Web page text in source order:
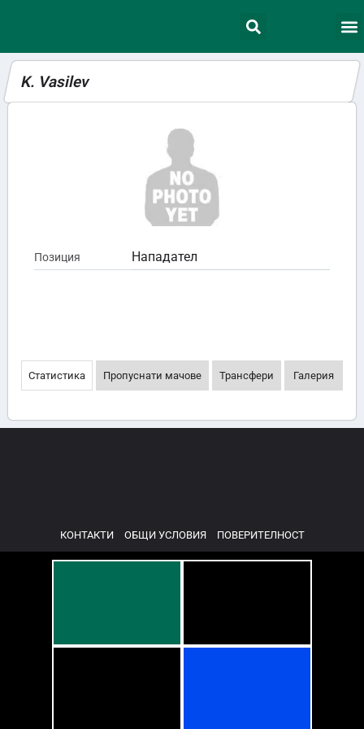
K. Vasilev
Позиция Нападател
Статистика Пропуснати мачове Трансфери Галерия
КОНТАКТИ ОБЩИ УСЛОВИЯ ПОВЕРИТЕЛНОСТ